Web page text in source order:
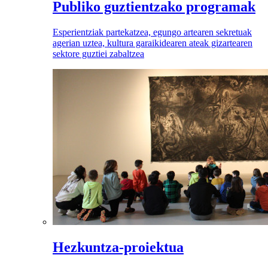
Publiko guztientzako programak
Esperientziak partekatzea, egungo artearen sekretuak
agerian uztea, kultura garaikidearen ateak gizartearen
sektore guztiei zabaltzea
Hezkuntza-proiektua